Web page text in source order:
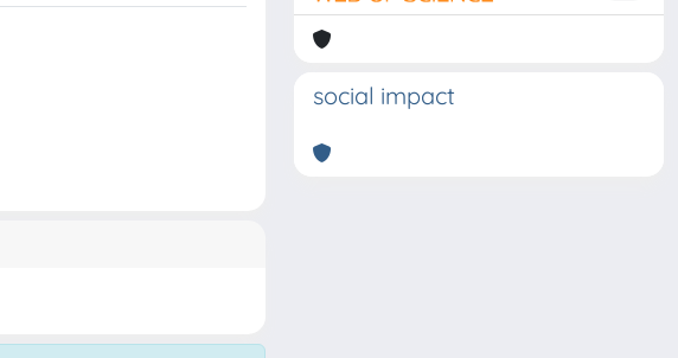
social impact